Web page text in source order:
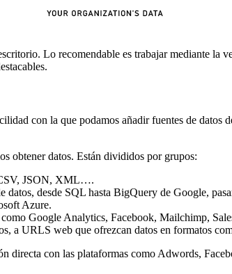
Lo recomendable es trabajar mediante la
con la que podamos añadir fuentes de
obtener datos. Están divididos por grupos:
CSV, JSON, XML….
datos, desde SQL hasta BigQuery de Google,
Azure.
como Google Analytics, Facebook, Mailchimp,
a URLS web que ofrezcan datos en formatos
directa con las plataformas como Adwords,